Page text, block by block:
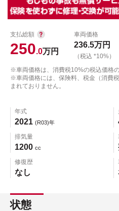
支払総額
250.0万円
車両価格
236.5万円
（税込 *10%）
※車両価格は、消費税10%の税込価格
※車両価格には、保険料、税金（消費
まれておりません。
年式
2021 (R03)年
排気量
1200 cc
修復歴
なし
状態